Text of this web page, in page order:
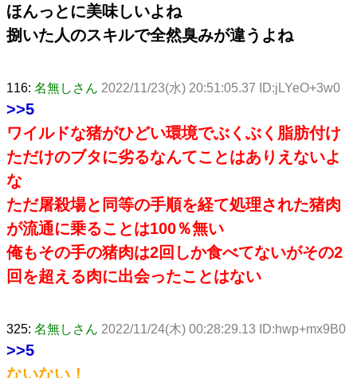
ほんっとに美味しいよね
捌いた人のスキルで全然臭みが違うよね
116: 名無しさん 2022/11/23(水) 20:51:05.37 ID:jLYeO+3w0
>>5
ワイルドな猪がひどい環境でぶくぶく脂肪付け
ただけのブタに劣るなんてことはありえないよ
な
ただ屠殺場と同等の手順を経て処理された猪肉
が流通に乗ることは100％無い
俺もその手の猪肉は2回しか食べてないがその2
回を超える肉に出会ったことはない
325: 名無しさん 2022/11/24(木) 00:28:29.13 ID:hwp+mx9B0
>>5
ないない！